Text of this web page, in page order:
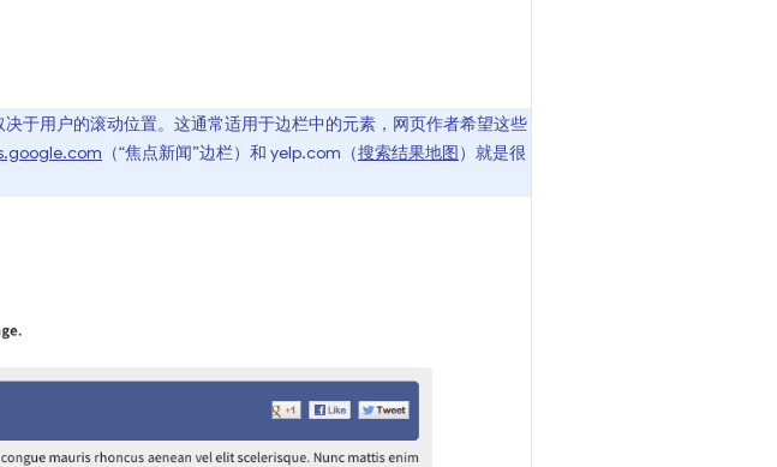
决于用户的滚动位置。这通常适用于边栏中的元素，网页作者希望这些
（“焦点新闻”边栏）和 yelp.com（搜索结果地图）就是很